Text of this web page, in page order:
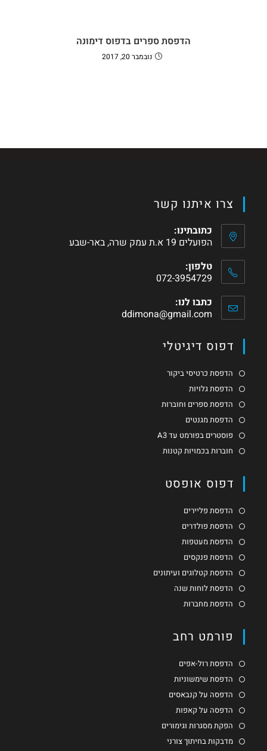
הדפסת ספרים בדפוס דימונה
נובמבר 20, 2017
צרו איתנו קשר
כתובתינו:
הפועלים 19 א.ת עמק שרה, באר-שבע
טלפון:
072-3954729
כתבו לנו:
ddimona@gmail.com
דפוס דיגיטלי
הדפסת כרטיסי ביקור
הדפסת גלויות
הדפסת ספרים וחוברות
הדפסת מגנטים
פוסטרים בפורמט עד A3
חוברות בכמויות קטנות
דפוס אופסט
הדפסת פליירים
הדפסת פולדרים
הדפסת מעטפות
הדפסת פנקסים
הדפסת קטלוגים ועיתונים
הדפסת לוחות שנה
הדפסת מחברות
פורמט רחב
הדפסת רול-אפים
הדפסת שימשוניות
הדפסה על קנבאסים
הדפסה על קאפות
הפקת מסגרות וגימורים
מדבקות בחיתוך צורני